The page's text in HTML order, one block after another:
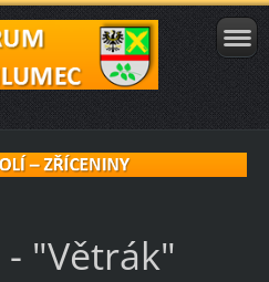
"Větrák"